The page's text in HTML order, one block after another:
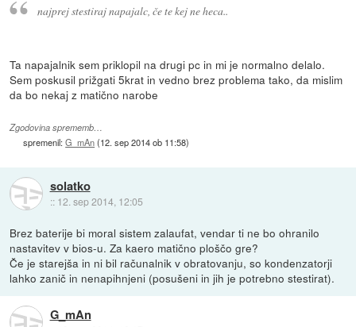
najprej stestiraj napajalc, če te kej ne heca..
Ta napajalnik sem priklopil na drugi pc in mi je normalno delalo.
Sem poskusil prižgati 5krat in vedno brez problema tako, da mislim
da bo nekaj z matično narobe
Zgodovina sprememb…
spremenil:G_mAn(12. sep 2014 ob 11:58)
solatko
:: 12. sep 2014, 12:05
Brez baterije bi moral sistem zalaufat, vendar ti ne bo ohranilo
nastavitev v bios-u. Za kaero matično ploščo gre?
Če je starejša in ni bil računalnik v obratovanju, so kondenzatorji
lahko zanič in nenapihnjeni (posušeni in jih je potrebno stestirat).
G_mAn